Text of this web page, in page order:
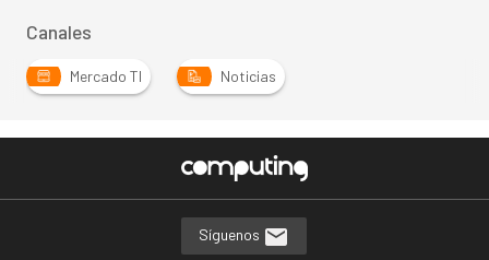
Canales
Mercado TI Noticias
Síguenos